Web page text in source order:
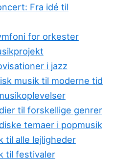
Fra idé til
for orkester
i jazz
musik til moderne tid
til forskellige genrer
temaer i popmusik
til alle lejligheder
til festivaler